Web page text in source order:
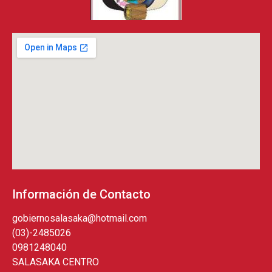
Información de Contacto
gobiernosalasaka@hotmail.com
(03)-2485026
0981248040
SALASAKA CENTRO